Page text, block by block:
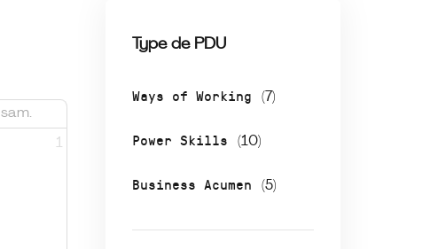
Type de PDU
Ways of Working (7)
Power Skills (10)
Business Acumen (5)
sam.
1